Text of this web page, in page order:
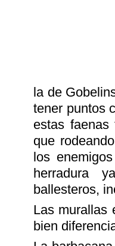
la de
tener puntos
estas faenas
que
los
herradura
ballesteros,
Las murallas
bien